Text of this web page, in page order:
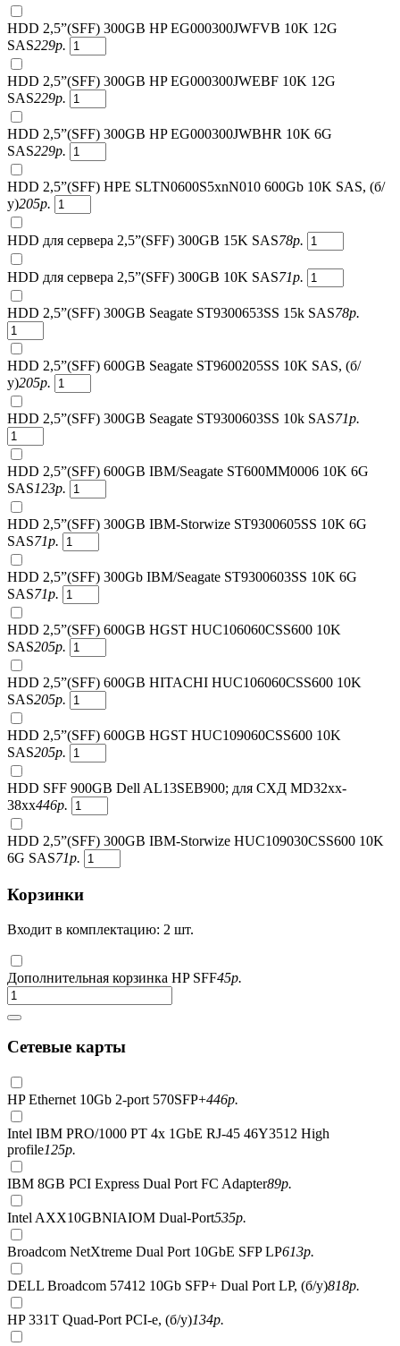
HDD 2,5”(SFF) 300GB HP EG000300JWFVB 10K 12G
SAS229р.
HDD 2,5”(SFF) 300GB HP EG000300JWEBF 10K 12G
SAS229р.
HDD 2,5”(SFF) 300GB HP EG000300JWBHR 10K 6G
SAS229р.
HDD 2,5”(SFF) HPE SLTN0600S5xnN010 600Gb 10K SAS, (б/
у)205р.
HDD для сервера 2,5”(SFF) 300GB 15K SAS78р.
HDD для сервера 2,5”(SFF) 300GB 10K SAS71р.
HDD 2,5”(SFF) 300GB Seagate ST9300653SS 15k SAS78р.
HDD 2,5”(SFF) 600GB Seagate ST9600205SS 10K SAS, (б/
у)205р.
HDD 2,5”(SFF) 300GB Seagate ST9300603SS 10k SAS71р.
HDD 2,5”(SFF) 600GB IBM/Seagate ST600MM0006 10K 6G
SAS123р.
HDD 2,5”(SFF) 300GB IBM-Storwize ST9300605SS 10K 6G
SAS71р.
HDD 2,5”(SFF) 300Gb IBM/Seagate ST9300603SS 10K 6G
SAS71р.
HDD 2,5”(SFF) 600GB HGST HUC106060CSS600 10K
SAS205р.
HDD 2,5”(SFF) 600GB HITACHI HUC106060CSS600 10K
SAS205р.
HDD 2,5”(SFF) 600GB HGST HUC109060CSS600 10K
SAS205р.
HDD SFF 900GB Dell AL13SEB900; для СХД MD32xx-
38xx446р.
HDD 2,5”(SFF) 300GB IBM-Storwize HUC109030CSS600 10K
6G SAS71р.
Корзинки
Входит в комплектацию: 2 шт.
Дополнительная корзинка HP SFF45р.
Сетевые карты
HP Ethernet 10Gb 2-port 570SFP+446р.
Intel IBM PRO/1000 PT 4x 1GbE RJ-45 46Y3512 High
profile125р.
IBM 8GB PCI Express Dual Port FC Adapter89р.
Intel AXX10GBNIAIOM Dual-Port535р.
Broadcom NetXtreme Dual Port 10GbE SFP LP613р.
DELL Broadcom 57412 10Gb SFP+ Dual Port LP, (б/у)818р.
HP 331T Quad-Port PCI-e, (б/у)134р.